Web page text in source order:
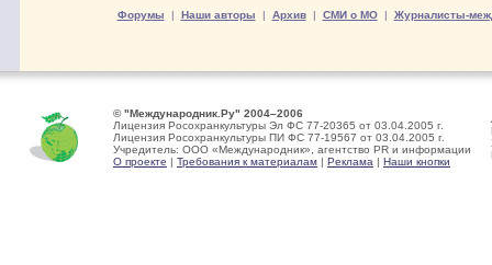
Форумы | Наши авторы | Архив| СМИ о МО| Журналисты-
© "Международник.Ру" 2004–2006
Лицензия Росохранкультуры Эл ФС 77-20365 от 03.04.2005 г.
Лицензия Росохранкультуры ПИ ФС 77-19567 от 03.04.2005 г.
Учредитель: ООО «Международник», агентство PR и информации
О проекте | Требования к материалам | Реклама | Наши кнопки